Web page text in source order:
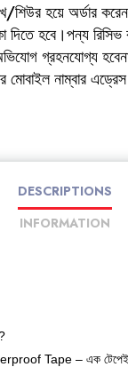
শিউর হয়ে অর্ডার
দিতে হবে।পন্য
গ্রহনযোগ্য
নাম্বার
DESCRIPTIONS
INFORMATION
Tape – এক টেপেই